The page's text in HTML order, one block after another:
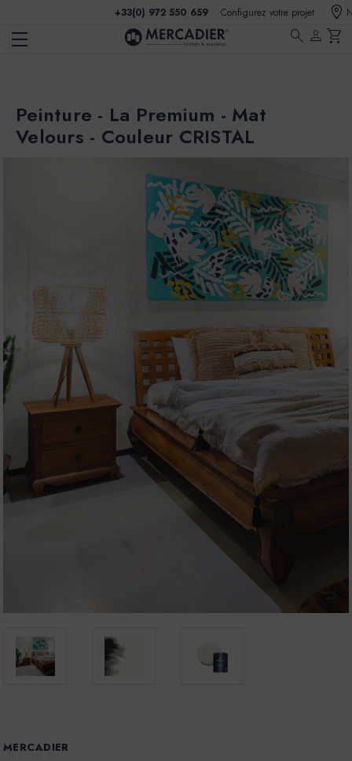
+33(0) 972 550 659 Configurez votre projet
search person shopping_cart
Peinture - La Premium - Mat
Velours - Couleur CRISTAL
MERCADIER